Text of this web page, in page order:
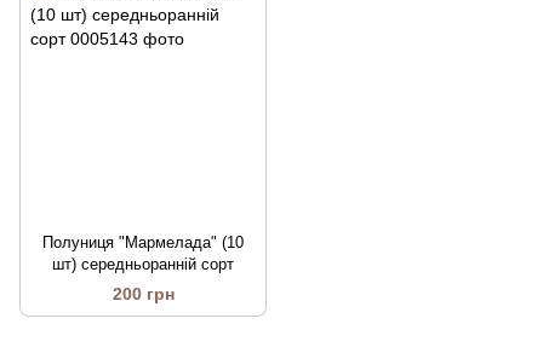
Полуниця "Мармелада" (10
шт) середньоранній сорт
200 грн